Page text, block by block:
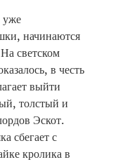
начинаются
светском
в честь
выйти
толстый и
Эскот.
сбегает с
кролика в